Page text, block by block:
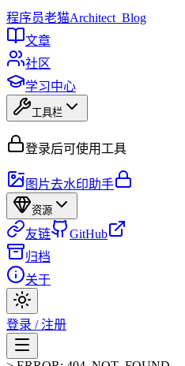
程序员老猫Architect_Blog
文章
社区
学习中心
工具栏
登录后可使用工具
图片去水印助手
资源
友链
GitHub
归档
关于
登录 / 注册